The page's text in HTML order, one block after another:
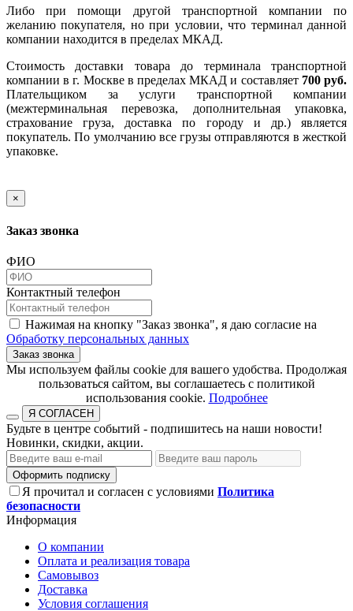
Либо при помощи другой транспортной компании по
желанию покупателя, но при условии, что терминал данной
компании находится в пределах МКАД.
Стоимость доставки товара до терминала транспортной
компании в г. Москве в пределах МКАД и составляет 700 руб.
Плательщиком за услуги транспортной компании
(межтерминальная перевозка, дополнительная упаковка,
страхование груза, доставка по городу и др.) является
покупатель. По умолчанию все грузы отправляются в жесткой
упаковке.
×
Заказ звонка
ФИО
Контактный телефон
Нажимая на кнопку "Заказ звонка", я даю согласие на
Обработку персональных данных
Заказ звонка
​​​​​​​Мы используем файлы cookie для вашего удобства. Продолжая
пользоваться сайтом, вы соглашаетесь с политикой
использования cookie.​​​​​​​ Подробнее
Я СОГЛАСЕН
Будьте в центре событий - подпишитесь на наши новости!
Новинки, скидки, акции.
Оформить подписку
Я прочитал и согласен с условиями Политика
безопасности
Информация
О компании
Оплата и реализация товара
Самовывоз
Доставка
Условия соглашения